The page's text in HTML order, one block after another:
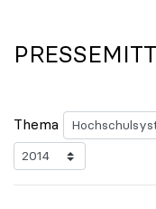
Thema